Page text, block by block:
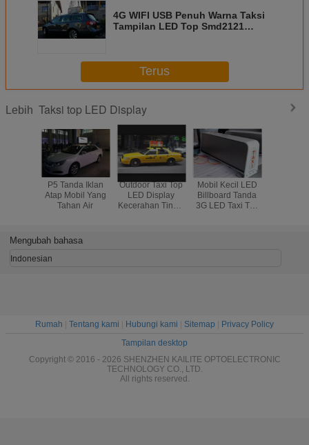
4G WIFI USB Penuh Warna Taksi
Tampilan LED Top Smd2121
Terus
Lebih Taksi top LED Display
P5 Tanda Iklan
Atap Mobil Yang
Tahan Air
Outdoor Taxi Top
LED Display
Kecerahan Tinggi
Mobil Kecil LED
Billboard Tanda
3G LED Taxi Top
Mengubah bahasa
Indonesian
Rumah Tentang kami Hubungi kami Sitemap
Privacy Policy
Tampilan desktop
Copyright © 2016 - 2026 SHENZHEN KAILITE OPTOELECTRONIC
TECHNOLOGY CO., LTD.
All rights reserved.